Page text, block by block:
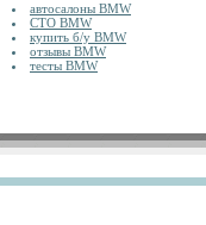
автосалоны BMW
СТО BMW
купить б/у BMW
отзывы BMW
тесты BMW